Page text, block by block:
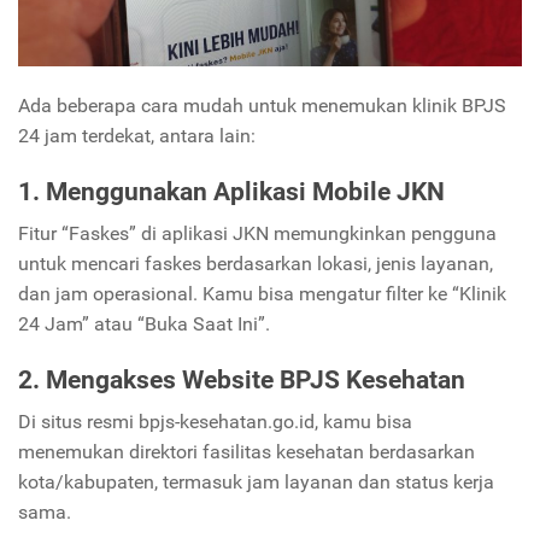
Ada beberapa cara mudah untuk menemukan klinik BPJS
24 jam terdekat, antara lain:
1. Menggunakan Aplikasi Mobile JKN
Fitur “Faskes” di aplikasi JKN memungkinkan pengguna
untuk mencari faskes berdasarkan lokasi, jenis layanan,
dan jam operasional. Kamu bisa mengatur filter ke “Klinik
24 Jam” atau “Buka Saat Ini”.
2. Mengakses Website BPJS Kesehatan
Di situs resmi bpjs-kesehatan.go.id, kamu bisa
menemukan direktori fasilitas kesehatan berdasarkan
kota/kabupaten, termasuk jam layanan dan status kerja
sama.